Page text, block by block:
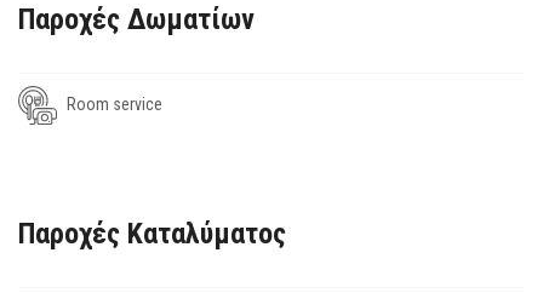
Παροχές Δωματίων
Room service
Παροχές Καταλύματος